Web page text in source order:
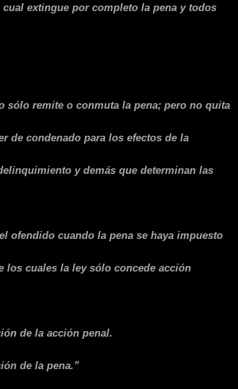
extingue por completo la pena y todos
remite o conmuta la pena; pero no quita
de condenado para los efectos de la
y demás que determinan las
ofendido cuando la pena se haya impuesto
los cuales la ley sólo concede acción
de la acción penal.
de la pena.”